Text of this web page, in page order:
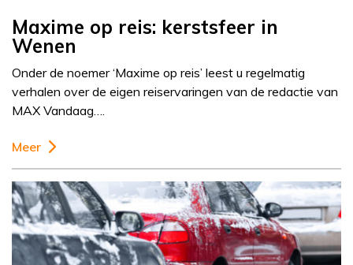
Maxime op reis: kerstsfeer in
Wenen
Onder de noemer ‘Maxime op reis’ leest u regelmatig
verhalen over de eigen reiservaringen van de redactie van
MAX Vandaag….
Meer